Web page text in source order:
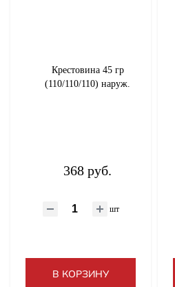
Крестовина 45 гр
(110/110/110) наруж.
368 руб.
шт
В КОРЗИНУ